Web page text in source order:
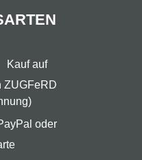
Kauf auf
ZUGFeRD
oder